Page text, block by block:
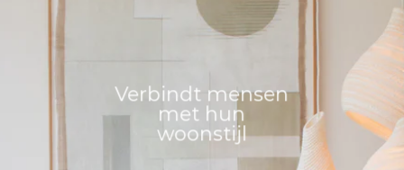
Verbindt mensen
met hun
woonstijl